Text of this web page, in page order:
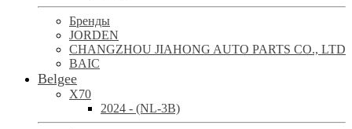
Бренды
JORDEN
CHANGZHOU JIAHONG AUTO PARTS CO., LTD
BAIC
Belgee
X70
2024 - (NL-3B)